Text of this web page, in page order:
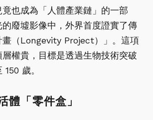
也成為「人體產業鏈」的一部
廢墟影像中，外界首度證實了傳
畫（Longevity Project）」。這項
權貴，目標是透過生物技術突破
歲。
體「零件盒」